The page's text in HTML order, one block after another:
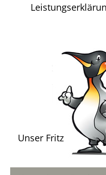
Unser Fritz